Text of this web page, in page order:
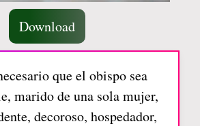
Download
que el obispo sea
marido de una sola mujer,
decoroso, hospedador,